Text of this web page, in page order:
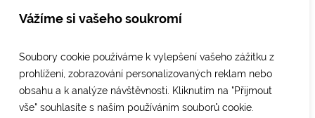
Vážíme si vašeho soukromí
Soubory cookie používáme k vylepšení vašeho zážitku z
prohlížení, zobrazování personalizovaných reklam nebo
obsahu a k analýze návštěvnosti. Kliknutím na "Přijmout
vše" souhlasíte s naším používáním souborů cookie.
Ochrana osobních údajů